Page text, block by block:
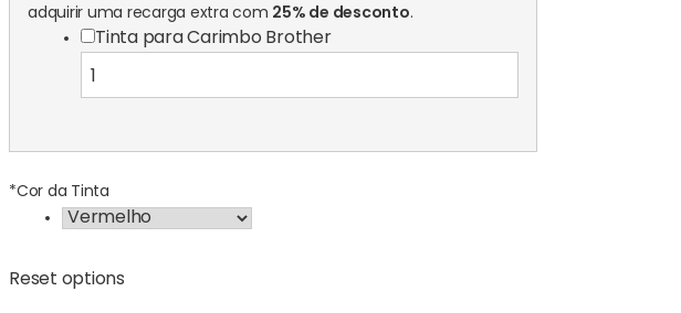
adquirir uma recarga extra com 25% de desconto.
Tinta para Carimbo Brother
*Cor da Tinta
Reset options